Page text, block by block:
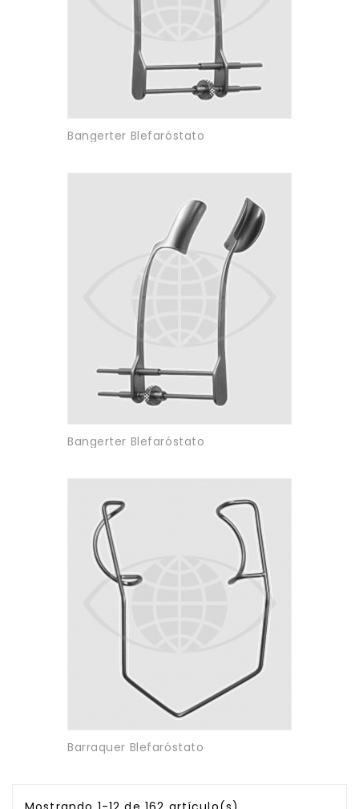
Bangerter Blefaróstato
Bangerter Blefaróstato
Barraquer Blefaróstato